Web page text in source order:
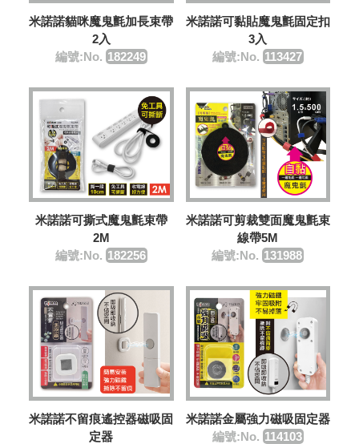
米諾諾貓咪魔鬼氈加長束帶
2入
編號:No. 182249
米諾諾可黏貼魔鬼氈固定扣
3入
編號:No. 113427
米諾諾可撕式魔鬼氈束帶
2M
編號:No. 182256
米諾諾可剪裁雙面魔鬼氈束
線帶5M
編號:No. 131988
米諾諾不留痕遙控器磁吸固
定器
米諾諾金屬強力磁吸固定器
編號:No. 114103